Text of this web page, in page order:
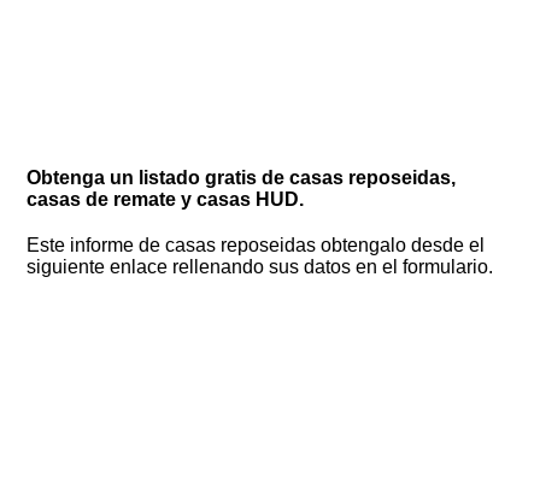
Obtenga un listado gratis de casas reposeidas,
casas de remate y casas HUD.
Este informe de casas reposeidas obtengalo desde el
siguiente enlace rellenando sus datos en el formulario.